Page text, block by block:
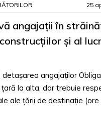
25
angajații în
și al
detașarea angajaților
la alta, dar trebuie
ale țării de destinație (ore